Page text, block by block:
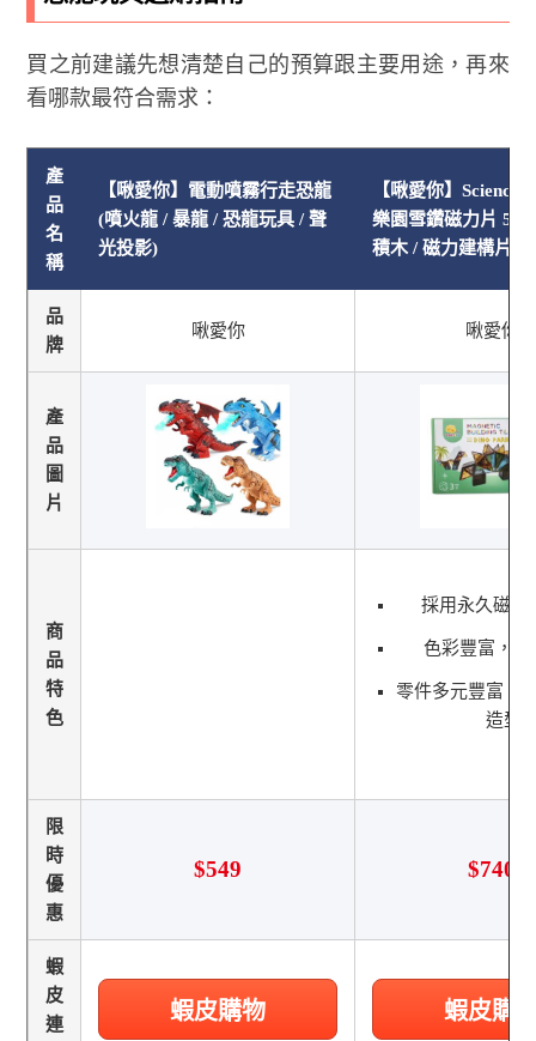
買之前建議先想清楚自己的預算跟主要用途，再來
看哪款最符合需求：
產
品
名
稱
【啾愛你】電動噴霧行走恐龍
(噴火龍 / 暴龍 / 恐龍玩具 / 聲
光投影)
【啾愛你】
樂園雪鑽磁力片 54
積木 / 磁力建構片)
品
牌
啾愛你 啾愛你
產
品
圖
片
商
品
特
色
採用永久磁鐵
色彩豐富，透
零件多元豐富，
造型
限
時
優
惠
$549 $740
蝦
皮
連
蝦皮購物 蝦皮購